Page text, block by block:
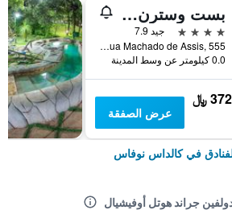
بست وسترن سويتس لو جاردان كالداس نوفاس
4 نجوم
جيد 7.9
Rua Machado de Assis, 555, كالداس نوفاس, البرازيل
0.0 كيلومتر عن وسط المدينة
372 ﷼
عرض الصفقة
في كالداس نوفاس
جراند هوتل أوفيشيال